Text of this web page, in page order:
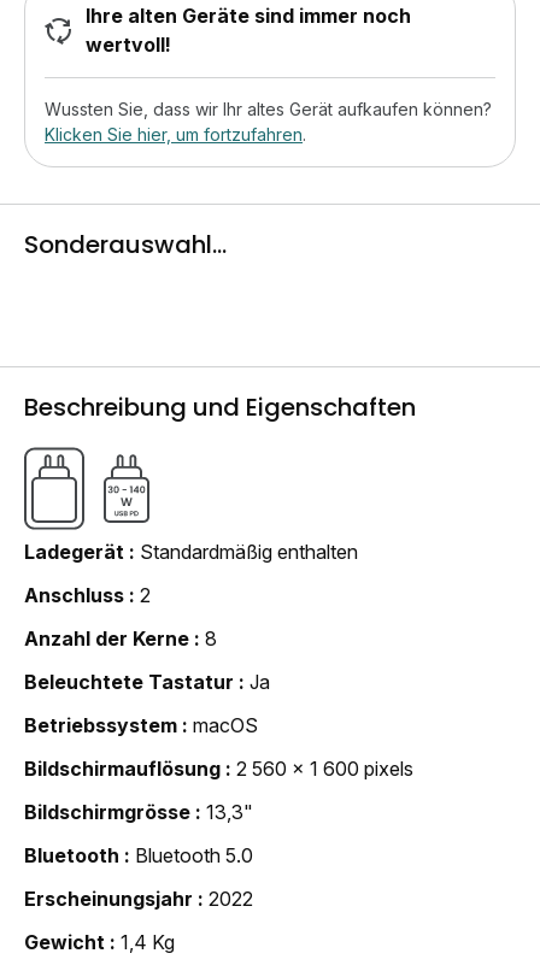
Ihre alten Geräte sind immer noch
wertvoll!
Wussten Sie, dass wir Ihr altes Gerät aufkaufen können?
Klicken Sie hier, um fortzufahren.
Sonderauswahl...
Beschreibung und Eigenschaften
Ladegerät
Standardmäßig enthalten
Anschluss
2
Anzahl der Kerne
8
Beleuchtete Tastatur
Ja
Betriebssystem
macOS
Bildschirmauflösung
2 560 x 1 600 pixels
Bildschirmgrösse
13,3"
Bluetooth
Bluetooth 5.0
Erscheinungsjahr
2022
Gewicht
1,4 Kg